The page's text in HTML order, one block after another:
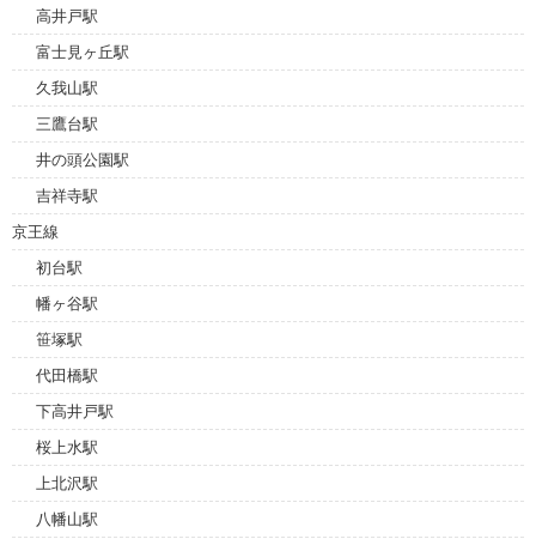
高井戸駅
富士見ヶ丘駅
久我山駅
三鷹台駅
井の頭公園駅
吉祥寺駅
京王線
初台駅
幡ヶ谷駅
笹塚駅
代田橋駅
下高井戸駅
桜上水駅
上北沢駅
八幡山駅